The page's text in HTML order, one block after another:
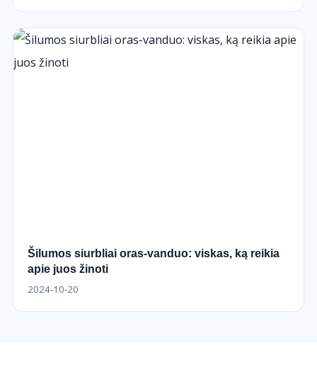
Šilumos siurbliai oras-vanduo: viskas, ką reikia
apie juos žinoti
2024-10-20